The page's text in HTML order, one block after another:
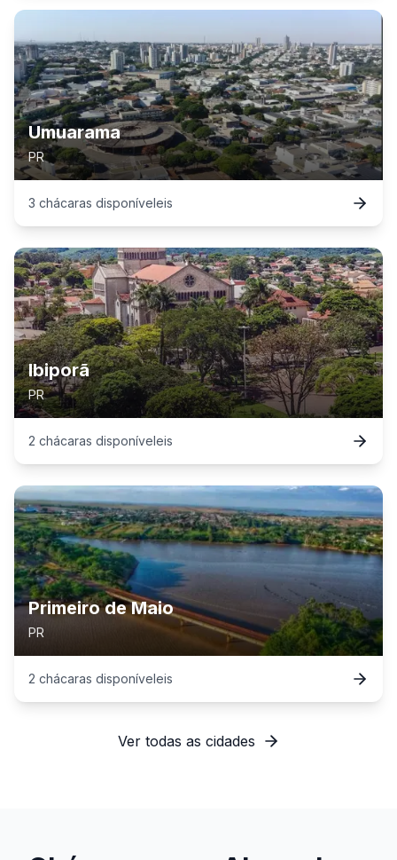
Umuarama
PR
3 chácaras disponíveleis
Ibiporã
PR
2 chácaras disponíveleis
Primeiro de Maio
PR
2 chácaras disponíveleis
Ver todas as cidades